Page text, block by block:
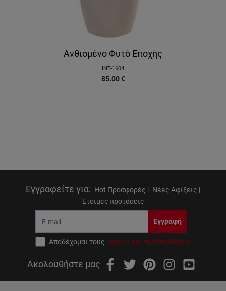
Ανθισμένο Φυτό Εποχής
INT-1604
85.00 €
Εγγραφείτε για: Hot Προσφορές | Νέες Αφίξεις |
Έτοιμες προτάσεις
Εγγραφή
Αποδέχομαι τους όρους και προϋποθέσεις
Ακολουθήστε μας